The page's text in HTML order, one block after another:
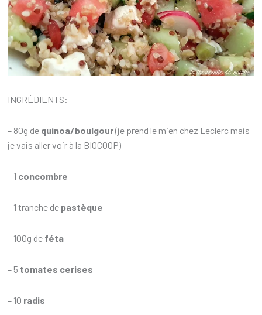
INGRÉDIENTS:
– 80g de quinoa/boulgour(je prend le mien chez Leclerc mais
je vais aller voir à la BIOCOOP)
– 1 concombre
– 1 tranche de pastèque
– 100g de féta
– 5 tomates cerises
– 10 radis